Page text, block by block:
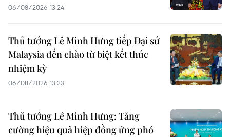
06/08/2026 13:24
Thủ tướng Lê Minh Hưng tiếp Đại sứ
Malaysia đến chào từ biệt kết thúc
nhiệm kỳ
06/08/2026 13:23
Thủ tướng Lê Minh Hưng: Tăng
cường hiệu quả hiệp đồng ứng phó